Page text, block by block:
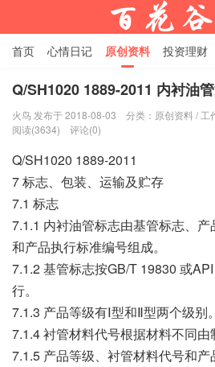
首页 心情日记 原创资料 投资理财
影音视频 工作照片 Python代码
Q/SH1020 1889-2011 内衬油
火鸟 发布于 2018-08-03 分类： 原创资料 / 工
阅读(3634)
评论(0)
Q/SH1020 1889-2011
7 标志、包装、运输及贮存
7.1 标志
7.1.1 内衬油管标志由基管标志、
和产品执行标准编号组成。
7.1.2 基管标志按GB/T 19830 或
行。
7.1.3 产品等级有Ⅰ型和Ⅱ型两个级别。
7.1.4 衬管材料代号根据材料不同由
7.1.5 产品等级、衬管材料代号和